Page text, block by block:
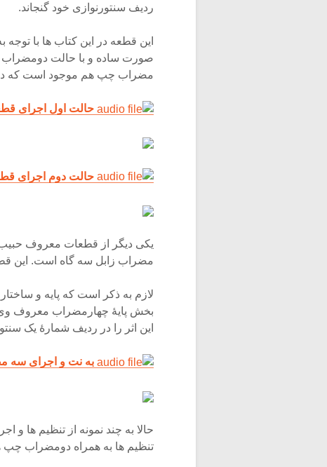
ردیف سنتورنوازی خود گنجاند.
این قطعه در این کتاب ها با توجه
صورت ساده و با حالت دومضراب
مضراب چپ هم موجود است که در
حالت اول اجرای
حالت دوم اجرای
یکی دیگر از قطعات معروف
مضراب زابل سه گاه است. این
لازم به ذکر است که پایه و
بخش پایۀ چهارمضراب معروف وی
این اثر را در ردیف شمارۀ یک
به نت و اجرای سه
حالا به چند نمونه از تنظیم ها و
تنظیم ها به همراه دومضراب چپ